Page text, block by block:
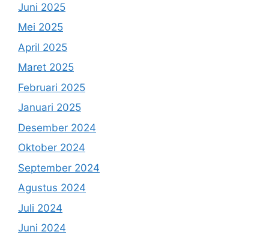
Juni 2025
Mei 2025
April 2025
Maret 2025
Februari 2025
Januari 2025
Desember 2024
Oktober 2024
September 2024
Agustus 2024
Juli 2024
Juni 2024